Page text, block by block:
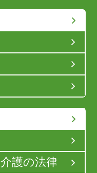
護の法律